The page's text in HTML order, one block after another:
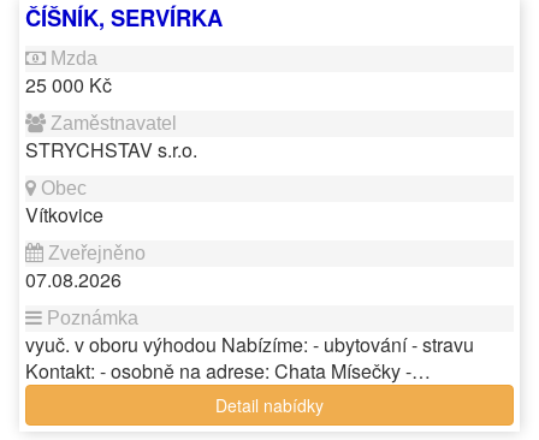
ČÍŠNÍK, SERVÍRKA
25 000 Kč
STRYCHSTAV s.r.o.
Vítkovice
07.08.2026
vyuč. v oboru výhodou Nabízíme: - ubytování - stravu
Kontakt: - osobně na adrese: Chata Mísečky -…
Detail nabídky